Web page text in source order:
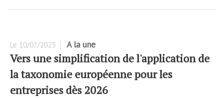
Le 10/07/2025 A la une
Vers une simplification de l'application de
la taxonomie européenne pour les
entreprises dès 2026